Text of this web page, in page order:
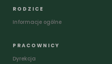
RODZICE
Informacje ogólne
PRACOWNICY
Dyrekcja